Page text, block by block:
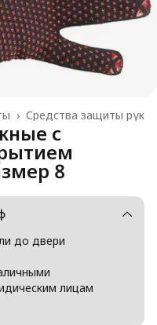
Средства защиты рук
›
с
8
до двери
лицам